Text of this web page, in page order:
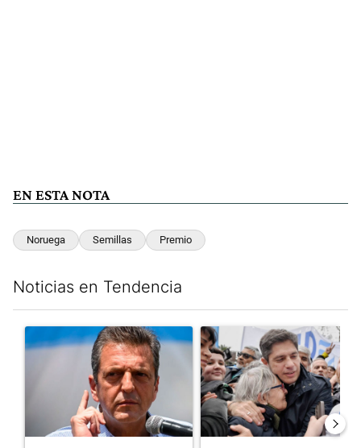
EN ESTA NOTA
Noruega Semillas Premio
Noticias en Tendencia
Un artículo de tendencia con el título "Negociaciones en el
Un artículo de tendencia con